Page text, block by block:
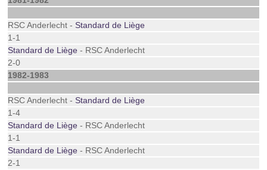
RSC Anderlecht -Standard de Liège
1-1
Standard de Liège - RSC Anderlecht
2-0
1982-1983
RSC Anderlecht -Standard de Liège
1-4
Standard de Liège - RSC Anderlecht
1-1
Standard de Liège - RSC Anderlecht
2-1